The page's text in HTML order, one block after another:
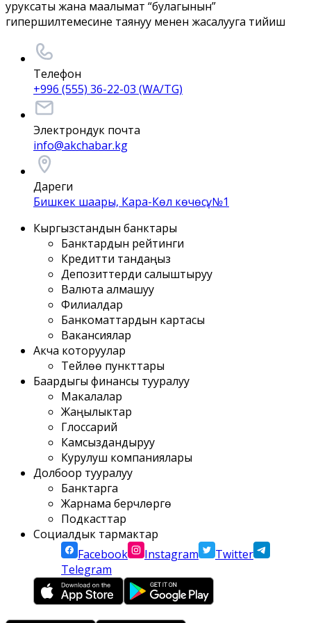
уруксаты жана маалымат “булагынын”
гипершилтемесине таянуу менен жасалууга тийиш
Телефон
+996 (555) 36-22-03 (WA/TG)
Электрондук почта
info@akchabar.kg
Дареги
Бишкек шаары, Кара-Көл көчөсү, №1
Кыргызстандын банктары
Банктардын рейтинги
Кредитти тандаңыз
Депозиттерди салыштыруу
Валюта алмашуу
Филиалдар
Банкоматтардын картасы
Вакансиялар
Акча которуулар
Тейлөө пункттары
Баардыгы финансы тууралуу
Макалалар
Жаңылыктар
Глоссарий
Камсыздандыруу
Курулуш компаниялары
Долбоор тууралуу
Банктарга
Жарнама берүүчүлөргө
Подкасттар
Социалдык тармактар
Facebook
Instagram
Twitter
Telegram